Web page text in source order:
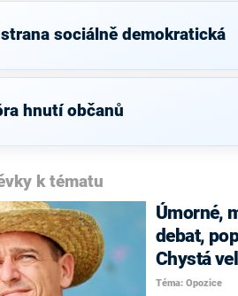
sociálně demokratická
hnutí občanů
k tématu
Úmorné,
debat,
Chystá
Téma: Opozice